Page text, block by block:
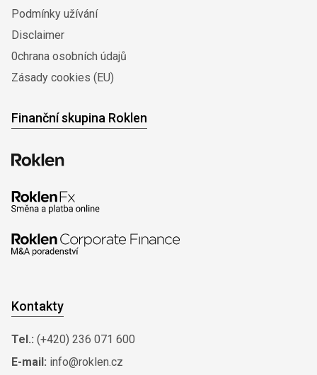
Podmínky užívání
Disclaimer
0chrana osobních údajů
Zásady cookies (EU)
Finanční skupina Roklen
Kontakty
Tel.: (+420) 236 071 600
E-mail: info@roklen.cz